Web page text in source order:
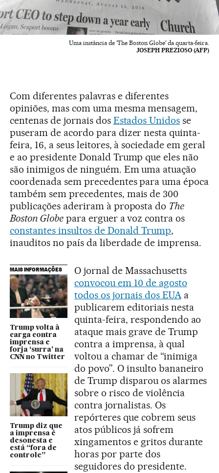
Uma instância de 'The Boston Globe' da quarta-feira.
JOSEPH PREZIOSO (AFP)
Com diferentes palavras e diferentes
opiniões, mas com uma mesma mensagem,
centenas de jornais dos Estados Unidos se
puseram de acordo para dizer nesta quinta-
feira, 16, a seus leitores, à sociedade em geral
e ao presidente Donald Trump que eles não
são inimigos de ninguém. Em uma atuação
coordenada sem precedentes para uma época
também sem precedentes, mais de 300
publicações aderiram à proposta do The
Boston Globepara erguer a voz contra os
constantes insultos de Donald Trump,
inauditos no país da liberdade de imprensa.
MAIS INFORMAÇÕES
Trump volta à
carga contra
imprensa e
forja ‘surra’ na
CNN no Twitter
Trump diz que
a imprensa é
desonesta e
está “fora de
controle”
O jornal de Massachusetts
convocou em 10 de agosto
todos os jornais dos EUAa
publicarem editoriais nesta
quinta-feira, respondendo ao
ataque mais grave de Trump
contra a imprensa, à qual
voltou a chamar de “inimiga
do povo”. O insulto bananeiro
de Trump disparou os alarmes
sobre o risco de violência
contra jornalistas. Os
repórteres que cobrem seus
atos públicos já sofrem
xingamentos e gritos durante
horas por parte dos
seguidores do presidente.